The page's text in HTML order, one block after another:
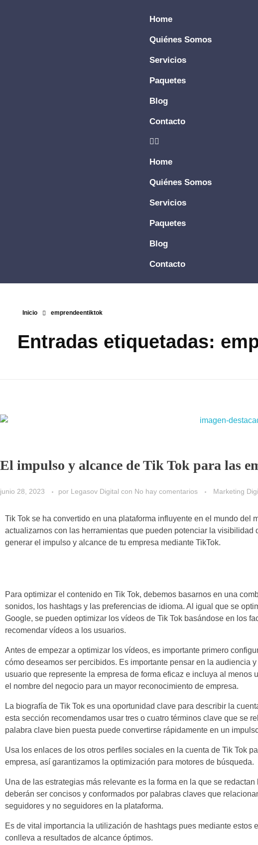
Home
Quiénes Somos
Servicios
Paquetes
Blog
Contacto
Home
Quiénes Somos
Servicios
Paquetes
Blog
Contacto
Inicio emprendeentiktok
Entradas etiquetadas:
El impulso y alcance de Tik Tok para las
junio 28, 2023 por Legasov Digital con No hay comentarios Marketing
Tik Tok se ha convertido en una plataforma influyente en el mundo del
actualizarnos con las herramientas que pueden potenciar la
generar el impulso y alcance de tu empresa mediante TikTok.
Para optimizar el contenido en Tik Tok, debemos basarnos en una
sonidos, los hashtags y las preferencias de idioma. Al igual que se
Google, se pueden optimizar los vídeos de Tik Tok basándose en los
recomendar vídeos a los usuarios.
Antes de empezar a optimizar los vídeos, es importante primero
cómo deseamos ser percibidos. Es importante pensar en la audiencia
usuario que represente la empresa de forma eficaz e incluya al
el nombre del negocio para un mayor reconocimiento de empresa.
La biografía de Tik Tok es una oportunidad clave para describir la
esta sección recomendamos usar tres o cuatro términos clave que se
palabra clave bien puesta puede convertirse rápidamente en un
Usa los enlaces de los otros perfiles sociales en la cuenta de Tik Tok
empresa, así garantizamos la optimización para motores de búsqueda.
Una de las estrategias más relevante es la forma en la que se
deberán ser concisos y conformados por palabras claves que
seguidores y no seguidores en la plataforma.
Es de vital importancia la utilización de hashtags pues mediante estos
conlleva a resultados de alcance óptimos.